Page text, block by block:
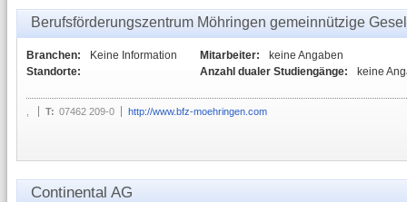
Berufsförderungszentrum Möhringen gemeinnützige
Branchen:
Keine Information
Standorte:
Mitarbeiter:
keine Angaben
Anzahl dualer Studiengänge:
keine
T: 07462 209-0 http://www.bfz-moehringen.com
Continental AG